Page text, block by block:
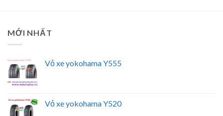
MỚI NHẤT
Vỏ xe yokohama Y555
Vỏ xe yokohama Y520